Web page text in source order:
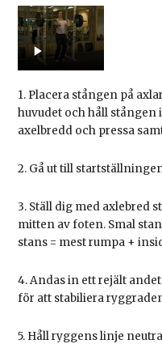
1. Placera stången på
huvudet och håll
axelbredd och pressa
2. Gå ut till
3. Ställ dig med axlebred
mitten av foten. Smal
stans = mest rumpa +
4. Andas in ett rejält
för att stabiliera
5. Håll ryggens linje